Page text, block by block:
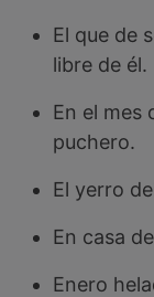
El que de
libre de él.
En el mes
puchero.
El yerro
En casa
Enero